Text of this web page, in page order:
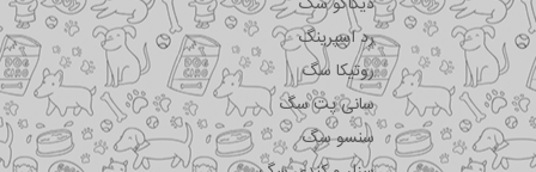
رد اسپرینگ
روتیکا سگ
سانی پت سگ
سنسو سگ